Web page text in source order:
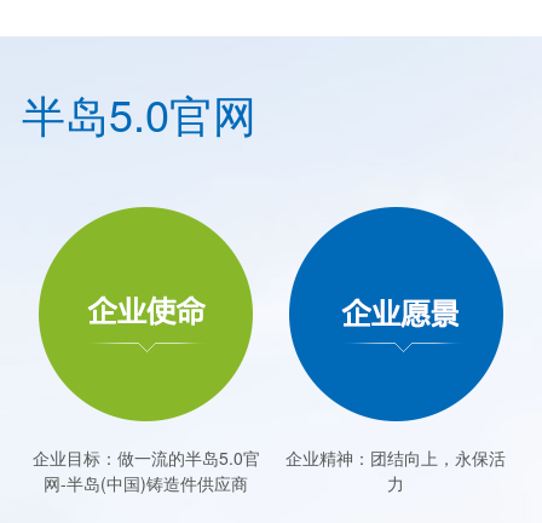
足客户对不同等级的产品质量的全方位要求。企业推
量管理体系, 并通过了ISO/TS16949:2009认证，同
时通过软硬件的有效改造，倡导ISO14000环保管理
半岛5.0官网
企业目标：做一流的半岛5.0官
网-半岛(中国)铸造件供应商
企业精神：团结向上，永保活
力